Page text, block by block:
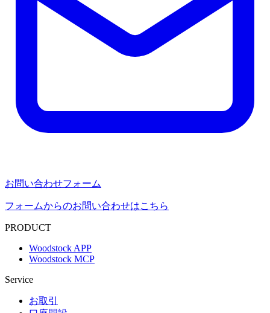
お問い合わせフォーム
フォームからのお問い合わせはこちら
PRODUCT
Woodstock APP
Woodstock MCP
Service
お取引